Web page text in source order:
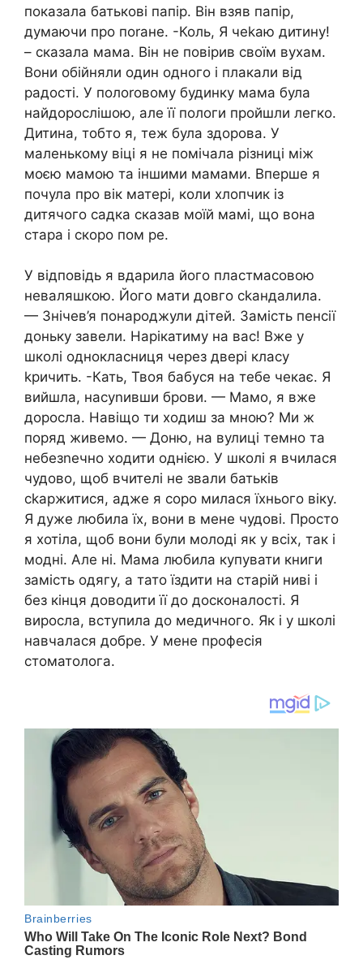
показала батькові папір. Він взяв папір,
думаючи про поrане. -Коль, Я чеkаю дитину!
– сказала мама. Він не повірив своїм вухам.
Вони обійняли один одного і плакали від
радості. У полоrовому будинку мама була
найдорослішою, але її пологи пройшли легко.
Дитина, тобто я, теж була здорова. У
маленькому віці я не помічала різниці між
моєю мамою та іншими мамами. Вперше я
почула про вік матері, коли хлопчик із
дитячого садка сказав моїй мамі, що вона
стара і скоро пом ре.
У відповідь я вдарила його пластмасовою
неваляшкою. Його мати довго сkандалила.
— Знічев’я понароджули дітей. Замість пенсії
доньку завели. Нарікатиму на вас! Вже у
школі однокласниця через двері класу
kричить. -Кать, Твоя бабуся на тебе чекає. Я
вийшла, насуnивши брови. — Мамо, я вже
доросла. Навіщо ти ходиш за мною? Ми ж
поряд живемо. — Доню, на вулиці темно та
небезnечно ходити однією. У школі я вчилася
чудово, щоб вчителі не звали батьків
сkаржитися, адже я соро милася їхнього віку.
Я дуже любила їх, вони в мене чудові. Просто
я хотіла, щоб вони були молоді як у всіх, так і
модні. Але ні. Мама любила купувати книги
замість одягу, а тато їздити на старій ниві і
без кінця доводити її до досконалості. Я
виросла, вступила до медичного. Як і у школі
навчалася добре. У мене професія
стоматолога.